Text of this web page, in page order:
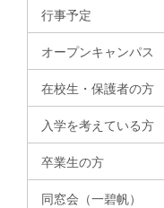
行事予定
オープンキャンパス
在校生・保護者の方
入学を考えている方
卒業生の方
同窓会（一碧帆）